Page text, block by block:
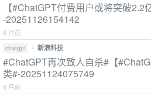
【#ChatGPT付费用户或将突破2.2
-20251126154142
8 月前
chatgpt • 新浪科技
#ChatGPT再次致人自杀#【
类#-20251124075749
8 月前